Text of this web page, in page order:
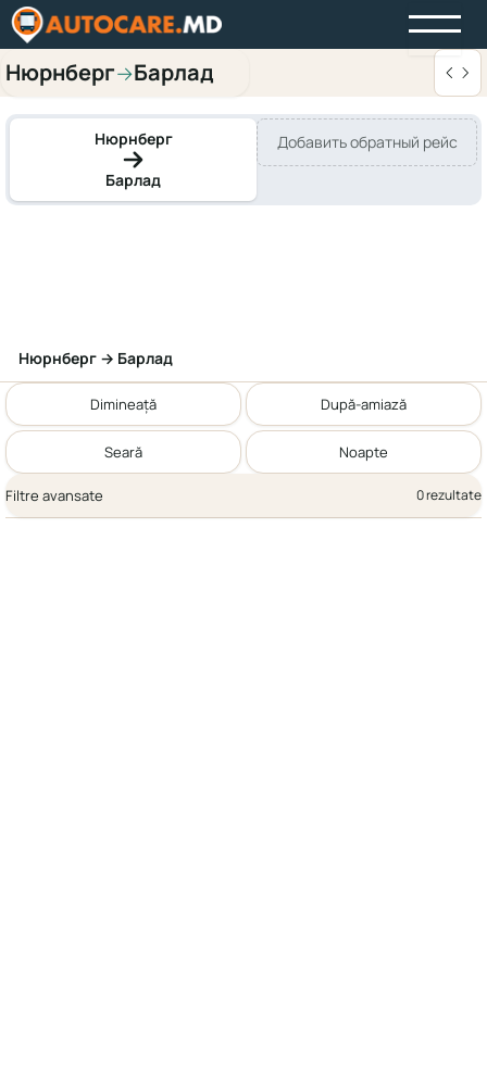
Нюрнберг→Барлад
Нюрнберг
Барлад
Добавить обратный рейс
Нюрнберг → Барлад
Dimineață După-amiază
Seară Noapte
Filtre avansate 0 rezultate